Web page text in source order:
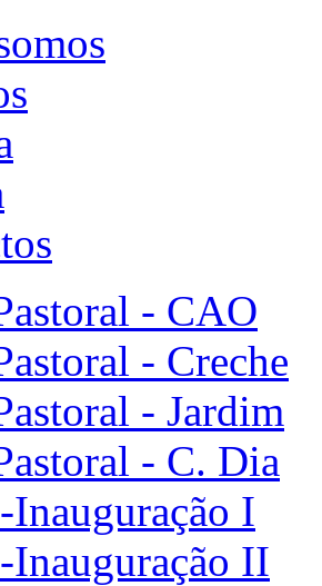
- CAO
- Creche
- Jardim
- C. Dia
Inauguração I
Inauguração II